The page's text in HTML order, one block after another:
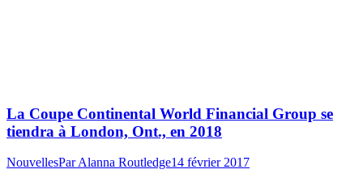
La Coupe Continental World Financial Group se
tiendra à London, Ont., en 2018
NouvellesParAlanna Routledge14 février 2017